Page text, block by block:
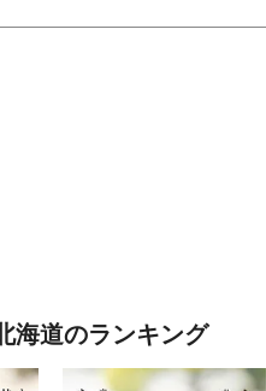
海道のランキング